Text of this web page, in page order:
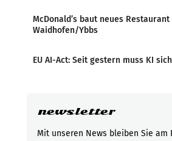
McDonald’s baut neues Restaurant
Waidhofen/Ybbs
EU AI-Act: Seit gestern muss KI
newsletter
Mit unseren News bleiben Sie am